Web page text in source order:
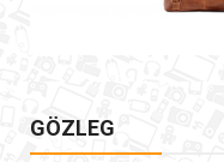
GÖZLEG